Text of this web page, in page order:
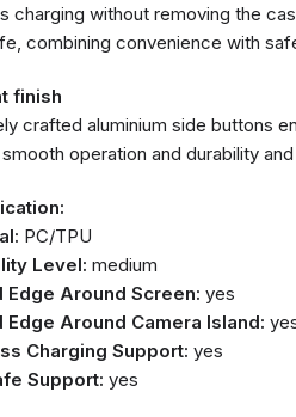
charging without removing the
combining convenience with
finish
crafted aluminium side buttons
operation and durability
PC/TPU
Level: medium
Edge Around Screen: yes
Edge Around Camera Island:
Charging Support: yes
Support:yes